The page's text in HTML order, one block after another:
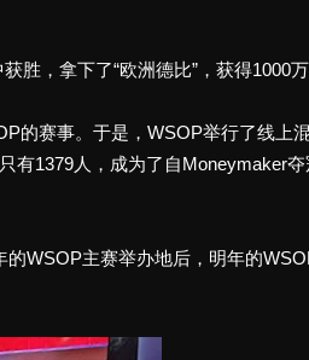
，拿下了“欧洲德比”，获得1000
的赛事。于是，WSOP举行了线上
有1379人，成为了自Moneymaker
WSOP主赛举办地后，明年的